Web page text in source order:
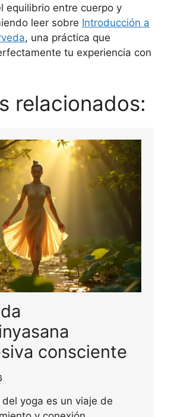
equilibrio entre cuerpo y
leer sobre Introducción a
, una práctica que
tu experiencia con
relacionados:
consciente
yoga es un viaje de